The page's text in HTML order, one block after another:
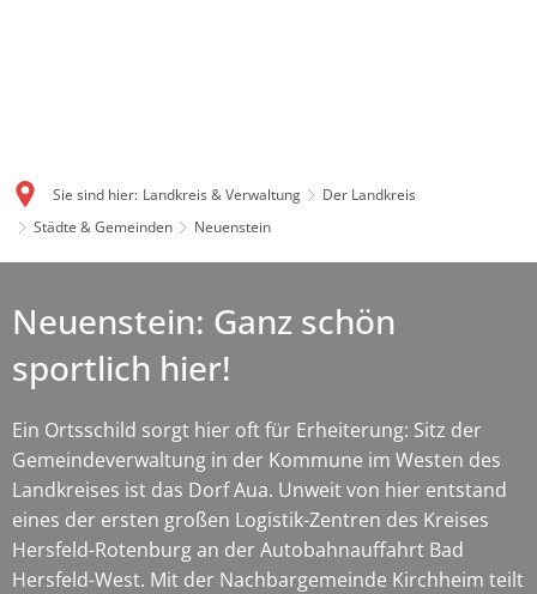
Sie sind hier: Landkreis & Verwaltung
Der Landkreis
Städte & Gemeinden
Neuenstein
Neuenstein: Ganz schön
sportlich hier!
Ein Ortsschild sorgt hier oft für Erheiterung: Sitz der
Gemeindeverwaltung in der Kommune im Westen des
Landkreises ist das Dorf Aua. Unweit von hier entstand
eines der ersten großen Logistik-Zentren des Kreises
Hersfeld-Rotenburg an der Autobahnauffahrt Bad
Hersfeld-West. Mit der Nachbargemeinde Kirchheim teilt